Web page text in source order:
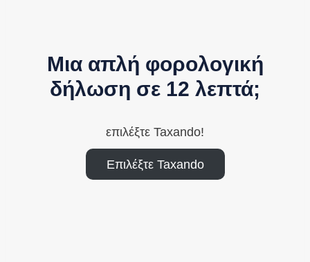
Μια απλή φορολογική
δήλωση σε 12 λεπτά;
επιλέξτε Taxando!
Επιλέξτε Taxando